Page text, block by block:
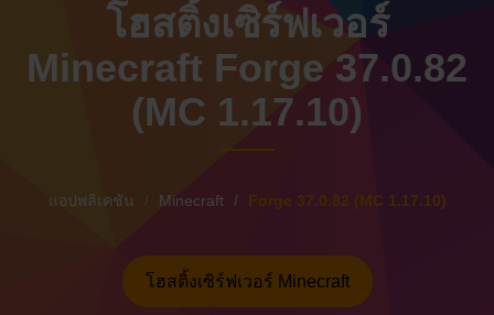
โฮสติ้งเซิร์ฟเวอร์
Minecraft Forge 37.0.82
(MC 1.17.10)
แอปพลิเคชัน Minecraft Forge 37.0.82 (MC 1.17.10)
โฮสติ้งเซิร์ฟเวอร์ Minecraft